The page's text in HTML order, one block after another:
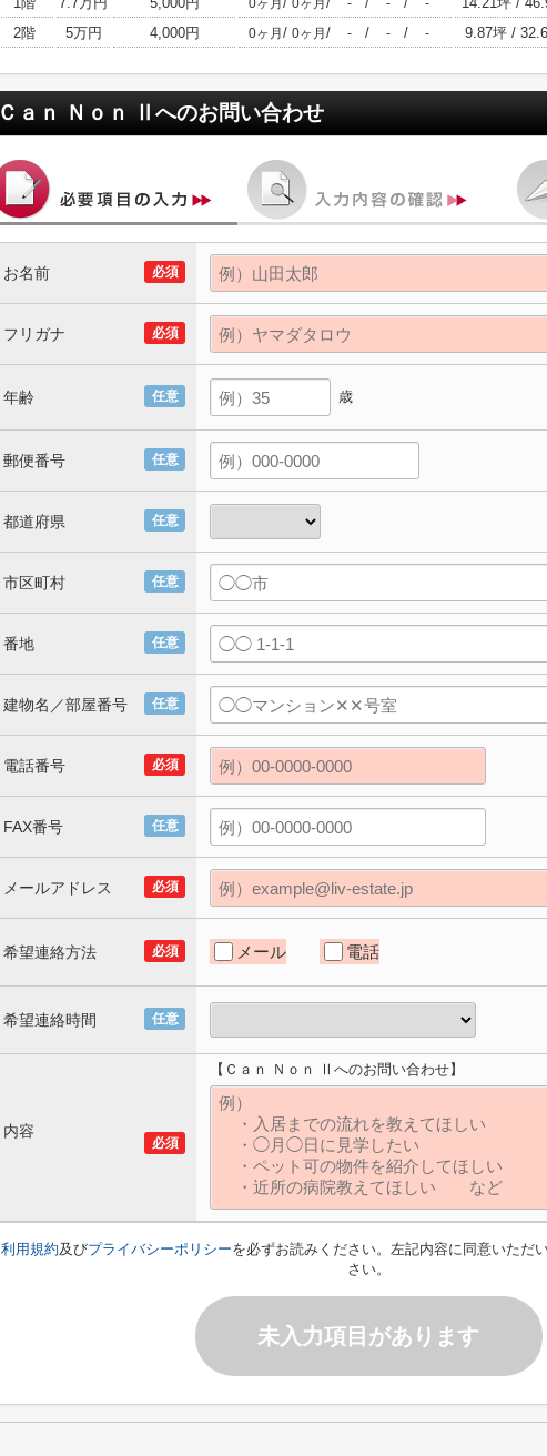
0ヶ月 0ヶ月 - - -
2階
5万円 4,000円 0ヶ月 / 0ヶ月 / - / - / - 9.87坪 /
Ｃａｎ Ｎｏｎ Ⅱ へのお問い合わせ
必須
お名前
必須
フリガナ
任意
年齢 歳
任意
郵便番号
任意
都道府県
任意
市区町村
任意
番地
任意
建物名／部屋番号
必須
電話番号
任意
FAX番号
必須
メールアドレス
必須
希望連絡方法 メール 電話
任意
希望連絡時間
必須
内容
【Ｃａｎ Ｎｏｎ Ⅱへのお問い合わせ】
利用規約及びプライバシーポリシーを必ずお読みください。左記内容に同意いただ
さい。
未入力項目があります